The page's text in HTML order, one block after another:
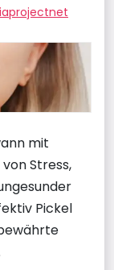
mit
Stress,
Pickel